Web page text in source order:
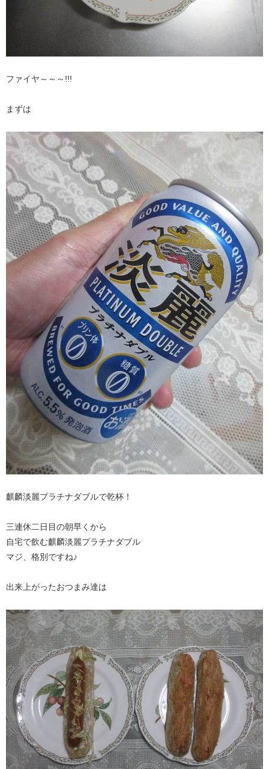
ファイヤ～～～!!!
まずは
麒麟淡麗プラチナダブルで乾杯！
三連休二日目の朝早くから
自宅で飲む麒麟淡麗プラチナダブル
マジ、格別ですね♪
出来上がったおつまみ達は